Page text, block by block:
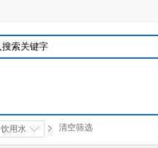
饮用水 清空筛选